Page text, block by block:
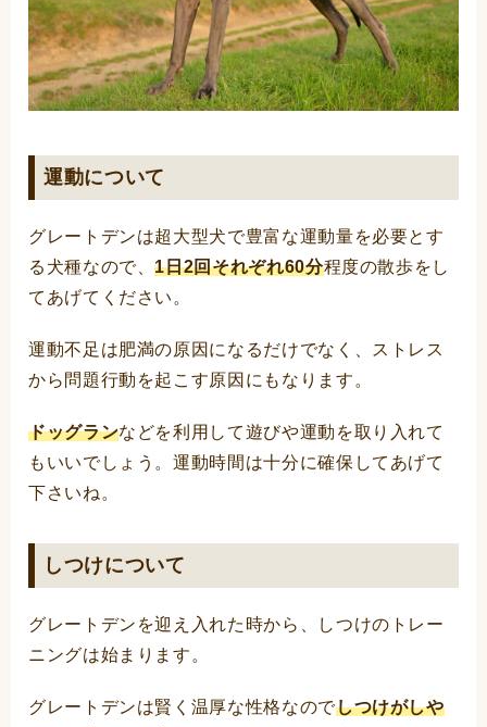
運動について
グレートデンは超大型犬で豊富な運動量を必要とす
る犬種なので、1日2回それぞれ60分程度の散歩をし
てあげてください。
運動不足は肥満の原因になるだけでなく、ストレス
から問題行動を起こす原因にもなります。
ドッグランなどを利用して遊びや運動を取り入れて
もいいでしょう。運動時間は十分に確保してあげて
下さいね。
しつけについて
グレートデンを迎え入れた時から、しつけのトレー
ニングは始まります。
グレートデンは賢く温厚な性格なのでしつけがしや